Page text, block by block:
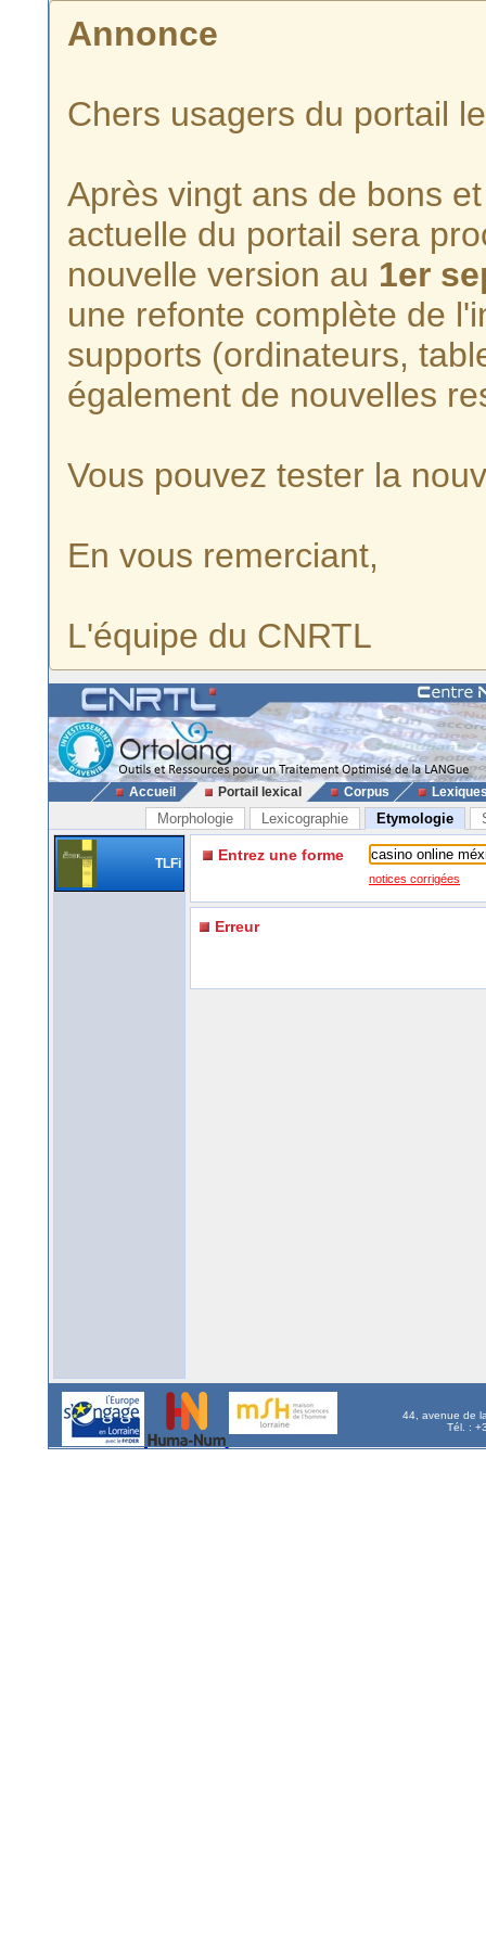
Annonce
Chers usagers du portail
Après vingt ans de bons
actuelle du portail sera
nouvelle version au 1er
une refonte complète de
supports (ordinateurs,
également de nouvelles
Vous pouvez tester la
En vous remerciant,
L'équipe du CNRTL
Accueil Portail lexical Corpus
Morphologie Lexicographie Etymologie
TLFi Entrez une forme
notices corrigées
Erreur
44, avenue de
Tél. :